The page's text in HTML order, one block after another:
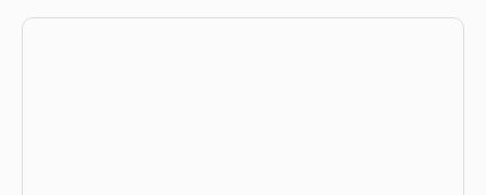
Comentário